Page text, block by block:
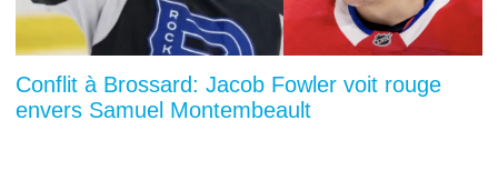
Conflit à Brossard: Jacob Fowler voit rouge
envers Samuel Montembeault